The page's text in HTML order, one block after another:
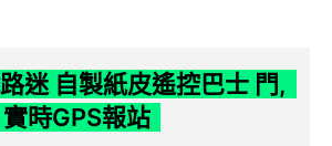
迷 自製紙皮遙控巴士 門,
時GPS報站